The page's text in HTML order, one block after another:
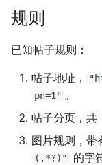
库
使用 DeepSeek-
本地部署
无法支持的版本
如何找到 Docker
最多的容器？
如何更改 Docker
网段地址？
如何删除 无效的
任务
Ansible
Ansible template
Ansible 文件&拷
Ansible 批量更新
Ingress 配置 SSL
Kubernetes 集群-
Kubernetes 集群-
Kubernetes 集群-
Kubernetes 集群-
参考
XenServer删除只
XenServer 虚拟机
guest-tools
Windows Server
置 Hyper-V
误示例
Nginx 配置
获取客户端IP地址
阿里云SLB HTTP
Mysql进行压力测
Mysql
化系统库
Mysql 存储过程
件
Ubuntu 16.04 终
Ubuntu 安装
如何设置 Cisco 交
ping Time to live
TCP time wait
overflow
使用RIP协议实现
网络通信
成
Jenkins 配置 Gogs
webhook插件
使用 jenkins 与
java 项目持续集成
Zabbix web
Zabbix latest data
手
Zabbix 监控
志
Zabbix 监控
Git 更改远程地址
Git reset 版本回退
Git 钩子
MooseFS 2.x 垃圾
MooseFS 2.x 常用
MooseFS 2.x 关
MooseFS 2.x 错
MPIO
Windows print 相
Windows Server
示网络图标
Jenkins升级CVE-
阿里云盾发现
MySQL安全漏洞
2016-6662
规则
已知帖子规则：
帖子地址，
pn=1" 。
帖子分页，共
图片规则，带
(.*?)"
的字